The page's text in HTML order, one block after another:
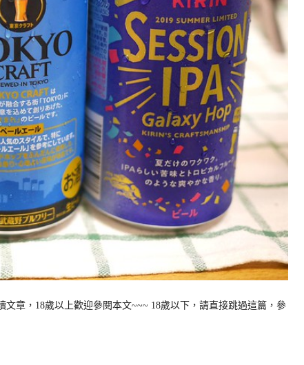
章，18歲以上歡迎參閱本文~~~ 18歲以下，請直接跳過這篇，參